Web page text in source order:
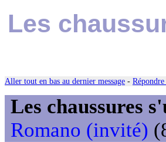
Les
Aller tout en bas au dernier message - Répondre
Les chaussures
Romano (invité)